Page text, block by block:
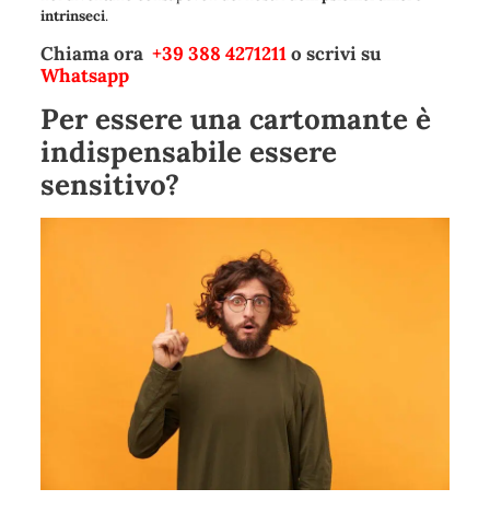
intrinseci.
Chiama ora +39 388 4271211o scrivi su
Whatsapp
Per essere una cartomante è
indispensabile essere
sensitivo?